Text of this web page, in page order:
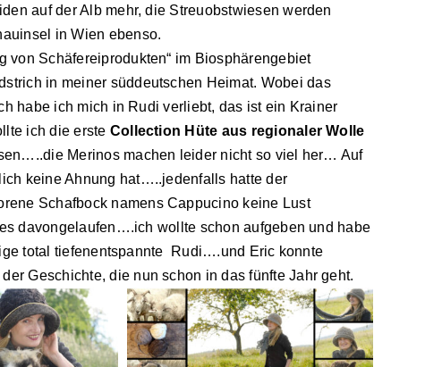
auf der Alb mehr, die Streuobstwiesen werden
in Wien ebenso.
von Schäfereiprodukten“ im Biosphärengebiet
in meiner süddeutschen Heimat. Wobei das
habe ich mich in Rudi verliebt, das ist ein Krainer
ich die erste Collection Hüte aus regionaler Wolle
Merinos machen leider nicht so viel her… Auf
keine Ahnung hat…..jedenfalls hatte der
Schafbock namens Cappucino keine Lust
davongelaufen….ich wollte schon aufgeben und habe
total tiefenentspannte Rudi….und Eric konnte
Geschichte, die nun schon in das fünfte Jahr geht.